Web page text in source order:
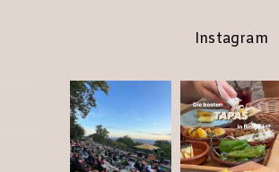
Instagram